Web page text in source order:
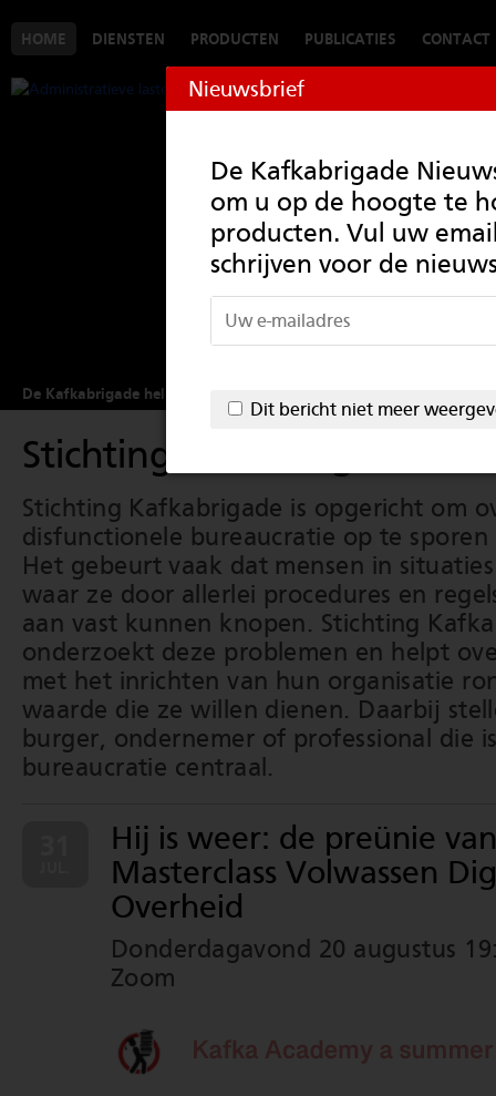
HOME DIENSTEN PRODUCTEN PUBLICATIES CONTACT
De Kafkabrigade helpt administratieve lasten verlagen
Stichting Kafkabrigade
Stichting Kafkabrigade is opgericht om
disfunctionele bureaucratie op te
Het gebeurt vaak dat mensen in
waar ze door allerlei procedures en
aan vast kunnen knopen. Stichting
onderzoekt deze problemen en helpt
met het inrichten van hun organisatie
waarde die ze willen dienen. Daarbij
burger, ondernemer of professional die
bureaucratie centraal.
Hij is weer: de preünie
Masterclass Volwassen
Overheid
Donderdagavond 20 augustus
Zoom
Nieuwsbrief
De Kafkabrigade
om u op de hoogte te
producten. Vul uw
schrijven voor de
Dit bericht niet meer